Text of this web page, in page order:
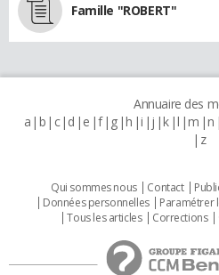
Famille "ROBERT"
Annuaire des
a b c d e f g h i j k l m n
z
Qui sommes nous Contact
Données personnelles
Paramétrer
Tous les articles
Corrections